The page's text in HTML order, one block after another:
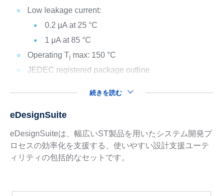
Low leakage current:
0.2 µA at 25 °C
1 μA at 85 °C
Operating Tj max: 150 °C
JEDEC registered package outline
続きを読む
eDesignSuite
eDesignSuiteは、幅広いST製品を用いたシステム開発プ
ロセスの効率化を支援する、使いやすい設計支援ユーテ
ィリティの包括的なセットです。